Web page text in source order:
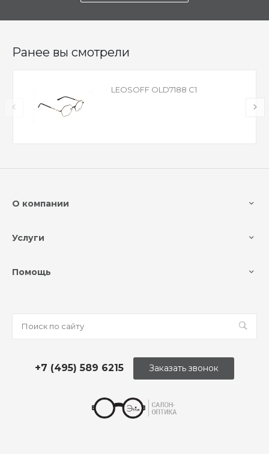
Ранее вы смотрели
LEOSOFF OLD7188 C1
О компании
Услуги
Помощь
+7 (495) 589 6215 Заказать звонок